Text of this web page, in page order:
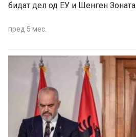
бидат дел од ЕУ и Шенген Зоната
пред 5 мес.